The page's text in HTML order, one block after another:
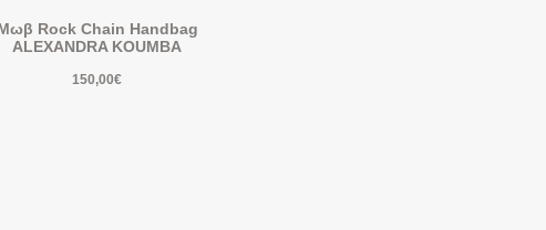
Rock Chain Handbag
ALEXANDRA KOUMBA
150,00€